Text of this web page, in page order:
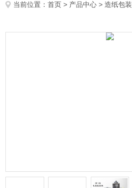
当前位置：首页 > 产品中心 >造纸包装